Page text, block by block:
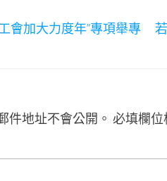
會加大力度年”專項舉專
件地址不會公開。 必填欄位